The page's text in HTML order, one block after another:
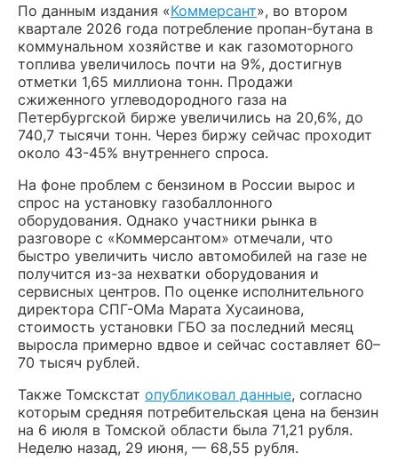
По данным издания «Коммерсант», во втором
квартале 2026 года потребление пропан-бутана в
коммунальном хозяйстве и как газомоторного
топлива увеличилось почти на 9%, достигнув
отметки 1,65 миллиона тонн. Продажи
сжиженного углеводородного газа на
Петербургской бирже увеличились на 20,6%, до
740,7 тысячи тонн. Через биржу сейчас проходит
около 43-45% внутреннего спроса.
На фоне проблем с бензином в России вырос и
спрос на установку газобаллонного
оборудования. Однако участники рынка в
разговоре с «Коммерсантом» отмечали, что
быстро увеличить число автомобилей на газе не
получится из-за нехватки оборудования и
сервисных центров. По оценке исполнительного
директора СПГ-ОМа Марата Хусаинова,
стоимость установки ГБО за последний месяц
выросла примерно вдвое и сейчас составляет 60–
70 тысяч рублей.
Также Томскстат опубликовал данные, согласно
которым средняя потребительская цена на бензин
на 6 июля в Томской области была 71,21 рубля.
Неделю назад, 29 июня, — 68,55 рубля.